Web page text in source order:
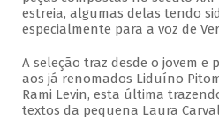
estreia, algumas delas tendo
especialmente para a voz de
A seleção traz desde o jovem e
aos já renomados Liduíno
Rami Levin, esta última
textos da pequena Laura